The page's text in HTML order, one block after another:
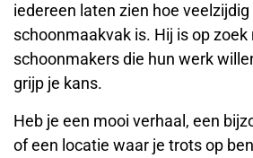
iedereen laten zien hoe
schoonmaakvak is. Hij is op
schoonmakers die hun werk
grijp je kans.
Heb je een mooi verhaal, een
of een locatie waar je trots op